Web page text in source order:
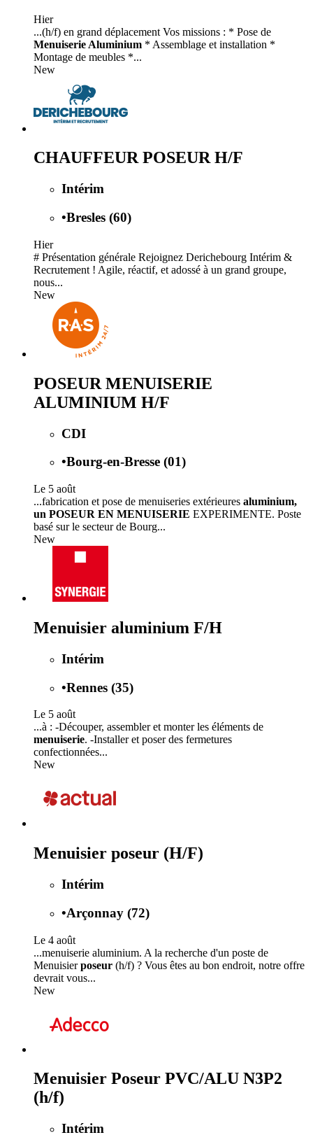
Hier
...(h/f) en grand déplacement Vos missions : * Pose de
Menuiserie Aluminium * Assemblage et installation *
Montage de meubles *...
New
CHAUFFEUR POSEUR H/F
Intérim
•Bresles (60)
Hier
# Présentation générale Rejoignez Derichebourg Intérim &
Recrutement ! Agile, réactif, et adossé à un grand groupe,
nous...
New
POSEUR MENUISERIE
ALUMINIUM H/F
CDI
•Bourg-en-Bresse (01)
Le 5 août
...fabrication et pose de menuiseries extérieures aluminium,
un POSEUR EN MENUISERIE EXPERIMENTE. Poste
basé sur le secteur de Bourg...
New
Menuisier aluminium F/H
Intérim
•Rennes (35)
Le 5 août
...à : -Découper, assembler et monter les éléments de
menuiserie. -Installer et poser des fermetures
confectionnées...
New
Menuisier poseur (H/F)
Intérim
•Arçonnay (72)
Le 4 août
...menuiserie aluminium. A la recherche d'un poste de
Menuisierposeur (h/f) ? Vous êtes au bon endroit, notre offre
devrait vous...
New
Menuisier Poseur PVC/ALU N3P2
(h/f)
Intérim